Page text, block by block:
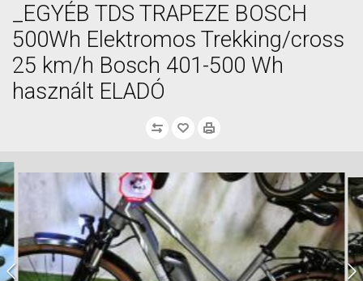
_EGYÉB TDS TRAPEZE BOSCH
500Wh Elektromos Trekking/cross
25 km/h Bosch 401-500 Wh
használt ELADÓ